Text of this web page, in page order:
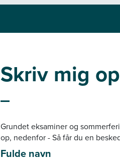
Skriv mig
Grundet eksaminer og
op, nedenfor - Så får du en
Fulde navn